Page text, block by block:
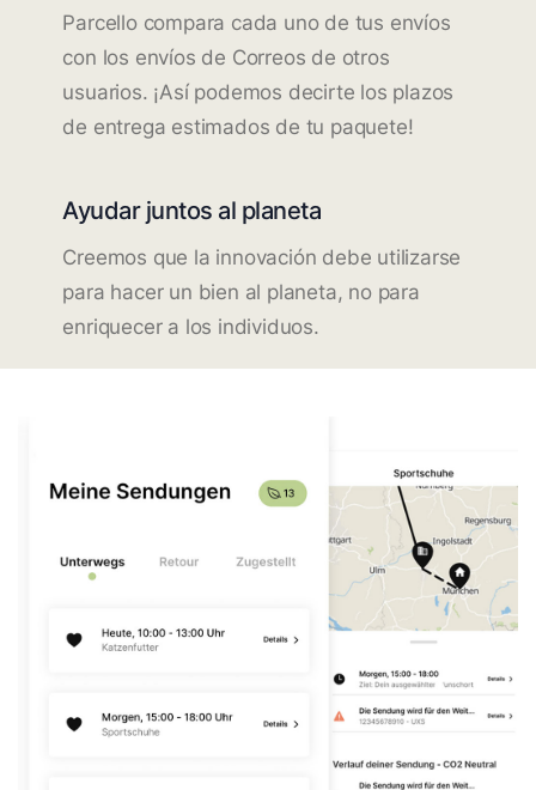
Parcello compara cada uno de tus envíos
con los envíos de Correos de otros
usuarios. ¡Así podemos decirte los plazos
de entrega estimados de tu paquete!
Ayudar juntos al planeta
Creemos que la innovación debe utilizarse
para hacer un bien al planeta, no para
enriquecer a los individuos.